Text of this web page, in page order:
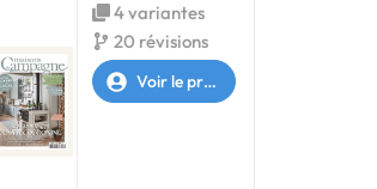
4 variantes
20 révisions
Voir le profil